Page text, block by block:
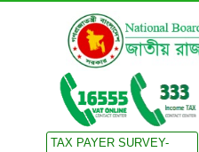
TAX PAYER SURVEY-